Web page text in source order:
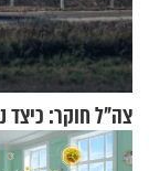
צה"ל חוקר: כיצד